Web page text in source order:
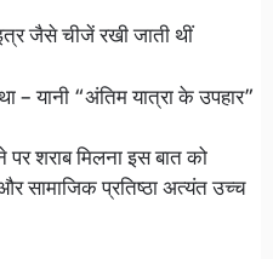
जैसे चीजें रखी जाती थीं
यानी “अंतिम यात्रा के उपहार”
शराब मिलना इस बात को
और सामाजिक प्रतिष्ठा अत्यंत उच्च